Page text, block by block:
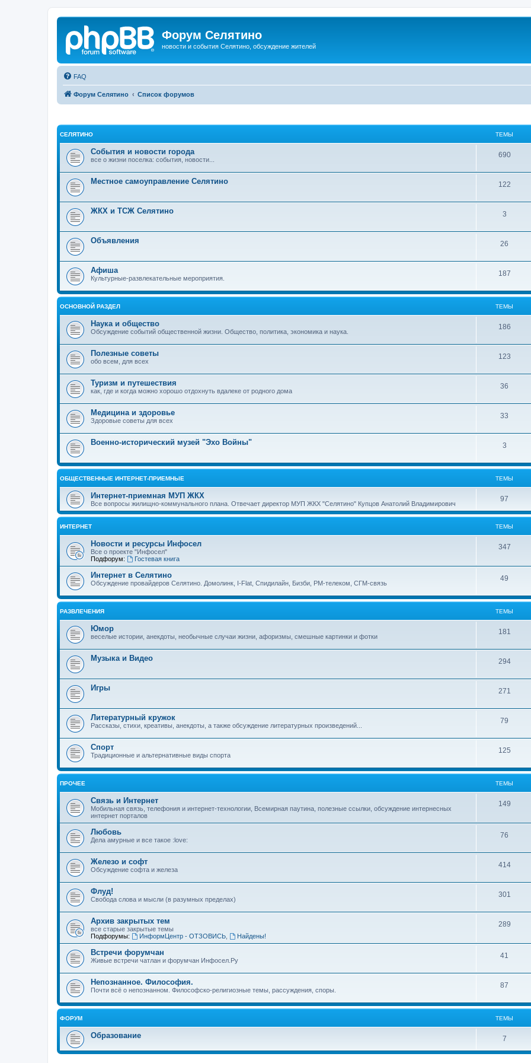
Форум Селятино
новости и события Селятино, обсуждение жителей
FAQ
Форум Селятино Список форумов
СЕЛЯТИНО ТЕМЫ
События и новости города
все о жизни поселка: события, новости...
690
Местное самоуправление Селятино 122
ЖКХ и ТСЖ Селятино 3
Объявления 26
Афиша
Культурные-развлекательные мероприятия.
187
ОСНОВНОЙ РАЗДЕЛ ТЕМЫ
Наука и общество
Обсуждение событий общественной жизни. Общество, политика, экономика и наука.
186
Полезные советы
обо всем, для всех
123
Туризм и путешествия
как, где и когда можно хорошо отдохнуть вдалеке от родного дома
36
Медицина и здоровье
Здоровые советы для всех
33
Военно-исторический музей "Эхо Войны" 3
ОБЩЕСТВЕННЫЕ ИНТЕРНЕТ-ПРИЕМНЫЕ ТЕМЫ
Интернет-приемная МУП ЖКХ
Все вопросы жилищно-коммунального плана. Отвечает директор МУП ЖКХ "Селятино" Купцов Анатолий Владимирович
97
ИНТЕРНЕТ ТЕМЫ
Новости и ресурсы Инфосел
Все о проекте "Инфосел"
Подфорум:
Гостевая книга
347
Интернет в Селятино
Обсуждение провайдеров Селятино. Домолинк, I-Flat, Спидилайн, Бизби, РМ-телеком, СГМ-связь
49
РАЗВЛЕЧЕНИЯ ТЕМЫ
Юмор
веселые истории, анекдоты, необычные случаи жизни, афоризмы, смешные картинки и фотки
181
Музыка и Видео 294
Игры 271
Литературный кружок
Рассказы, стихи, креативы, анекдоты, а также обсуждение литературных произведений...
79
Спорт
Традиционные и альтернативные виды спорта
125
ПРОЧЕЕ ТЕМЫ
Связь и Интернет
Мобильная связь, телефония и интернет-технологии, Всемирная паутина, полезные ссылки, обсуждение интернесных
интернет порталов
149
Любовь
Дела амурные и все такое :love:
76
Железо и софт
Обсуждение софта и железа
414
Флуд!
Свобода слова и мысли (в разумных пределах)
301
Архив закрытых тем
все старые закрытые темы
Подфорумы:
ИнформЦентр - ОТЗОВИСЬ, Найдены!
289
Встречи форумчан
Живые встречи чатлан и форумчан Инфосел.Ру
41
Непознанное. Философия.
Почти всё о непознанном. Философско-религиозные темы, рассуждения, споры.
87
ФОРУМ ТЕМЫ
Образование 7